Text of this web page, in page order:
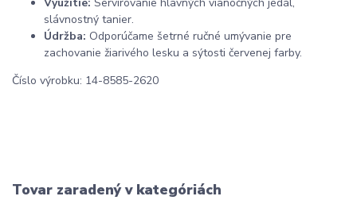
slávnostný tanier.
Údržba: Odporúčame šetrné ručné umývanie pre
zachovanie žiarivého lesku a sýtosti červenej farby.
Číslo výrobku: 14-8585-2620
Tovar zaradený v kategóriách